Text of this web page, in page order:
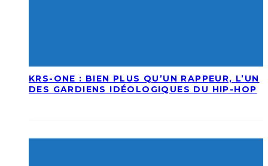
KRS-ONE : BIEN PLUS QU’UN RAPPEUR, L’UN
DES GARDIENS IDÉOLOGIQUES DU HIP-HOP